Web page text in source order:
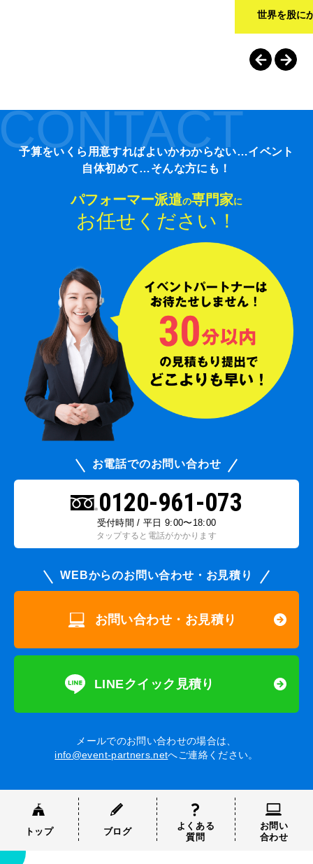
世界を股に
予算をいくら用意すればよいかわからない…イベント
自体初めて…そんな方にも！
パフォーマー派遣の専門家に
お任せください！
お電話でのお問い合わせ
0120-961-073
受付時間 / 平日 9:00〜18:00
タップすると電話がかかります
WEBからのお問い合わせ・お見積り
お問い合わせ・お見積り
LINEクイック見積り
メールでのお問い合わせの場合は、
info@event-partners.netへご連絡ください。
トップ ブログ
よくある
質問
お問い
合わせ